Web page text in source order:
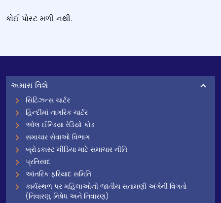
કોઈ પોસ્ટ મળી નથી.
અમારા વિશે
સિટિઝન્સ ચાર્ટર
હિન્દીમાં નાગરિક ચાર્ટર
ઓલ ઈન્ડિયા રેડિયો કોડ
સમાચાર સેવાઓ વિભાગ
બ્રોડકાસ્ટ મીડિયા માટે સમાચાર નીતિ
પ્રતિસાદ
આંતરિક ફરિયાદ સમિતિ
કાર્યસ્થળ પર મહિલાઓની જાતીય સતામણી અંગેની વિગતો
(નિવારણ, નિષેધ અને નિવારણ)